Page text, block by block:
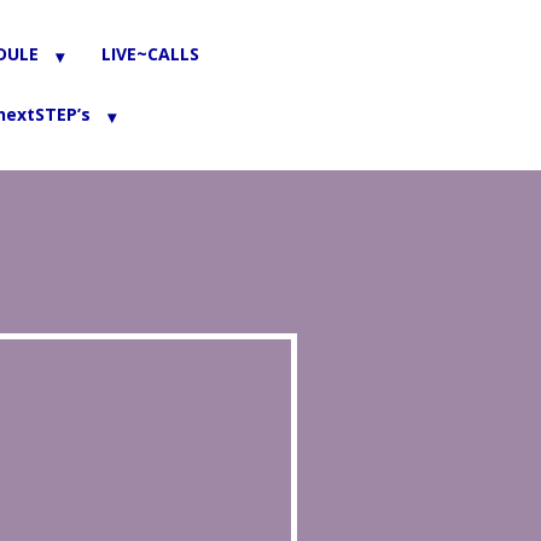
LIVE~CALLS